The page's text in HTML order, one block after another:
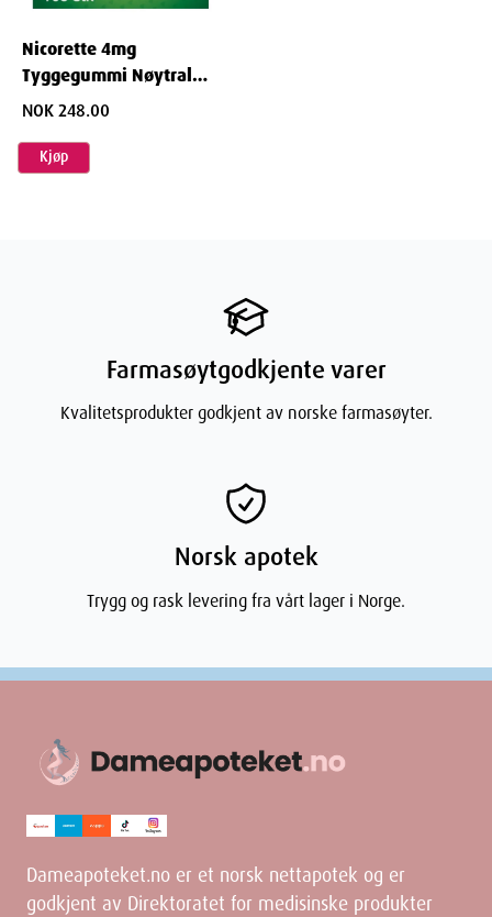
Nicorette 4mg
Tyggegummi Nøytral
Smak 105stk
NOK 248.00
Kjøp
Farmasøytgodkjente varer
Kvalitetsprodukter godkjent av norske farmasøyter.
Norsk apotek
Trygg og rask levering fra vårt lager i Norge.
Dameapoteket.no er et norsk nettapotek og er
godkjent av Direktoratet for medisinske produkter